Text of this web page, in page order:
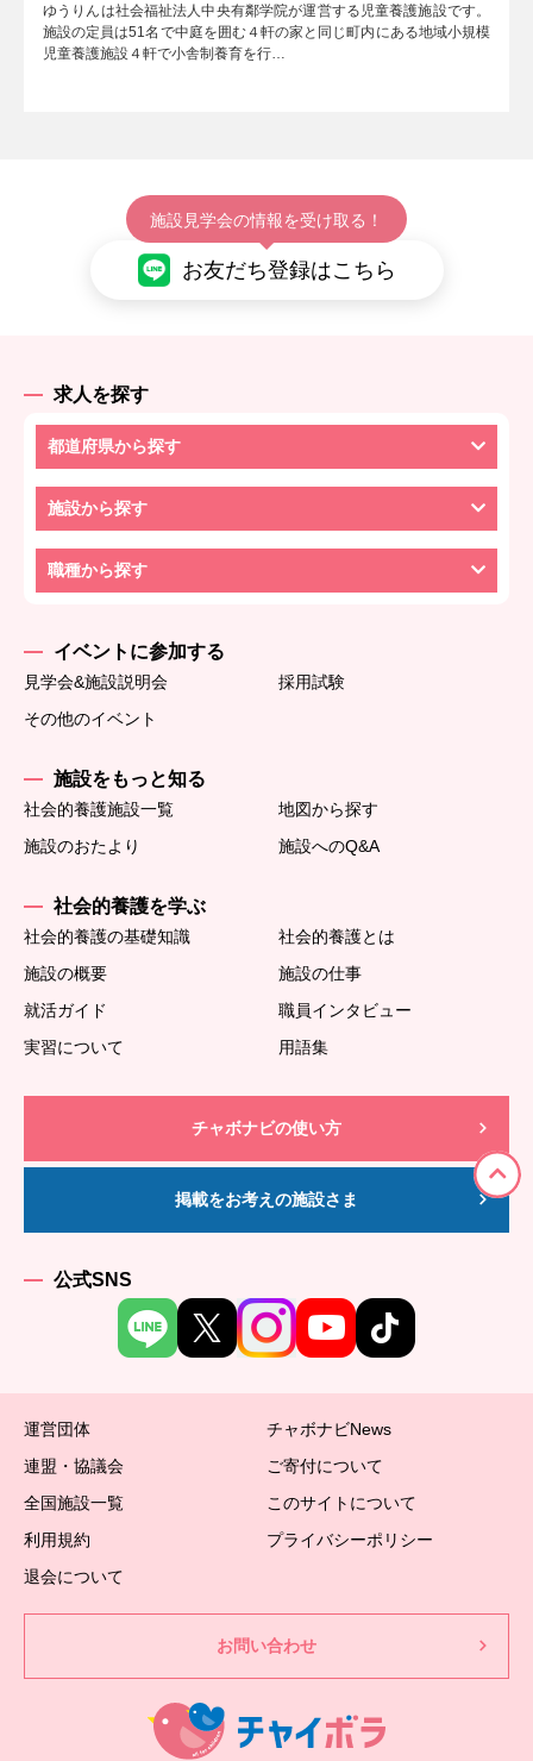
ゆうりんは社会福祉法人中央有鄰学院が運営する児童養護施設です。
施設の定員は51名で中庭を囲む４軒の家と同じ町内にある地域小規模
児童養護施設４軒で小舎制養育を行…
施設見学会の情報を受け取る！
お友だち登録はこちら
求人を探す
都道府県から探す
施設から探す
職種から探す
イベントに参加する
見学会&施設説明会
採用試験
その他のイベント
施設をもっと知る
社会的養護施設一覧
地図から探す
施設のおたより
施設へのQ&A
社会的養護を学ぶ
社会的養護の基礎知識
社会的養護とは
施設の概要
施設の仕事
就活ガイド
職員インタビュー
実習について
用語集
チャボナビの使い方
掲載をお考えの施設さま
公式SNS
運営団体
チャボナビNews
連盟・協議会
ご寄付について
全国施設一覧
このサイトについて
利用規約
プライバシーポリシー
退会について
お問い合わせ